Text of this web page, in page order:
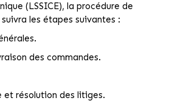
(LSSICE), la procédure de
les étapes suivantes :
des commandes.
et résolution des litiges.